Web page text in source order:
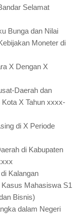
Selamat
Bunga dan Nilai
Moneter di
X Dengan X
Daerah dan
X Tahun xxxx-
di X Periode
di Kabupaten
Kalangan
Mahasiswa S1
Bisnis)
dalam Negeri